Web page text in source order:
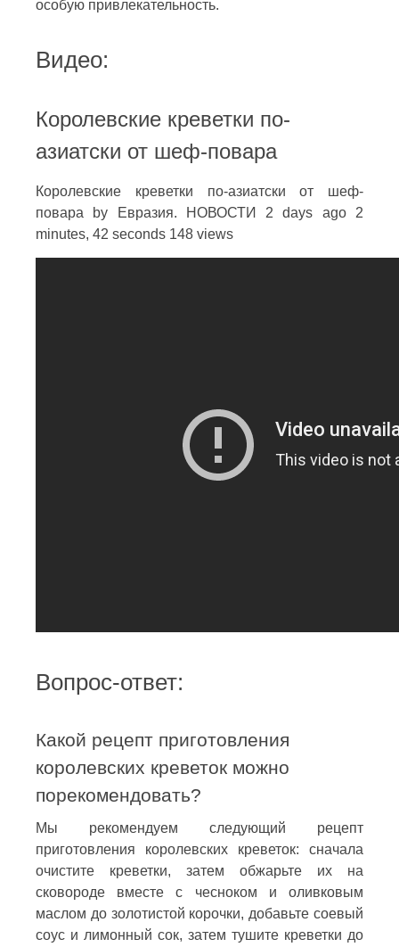
особую привлекательность.
Видео:
Королевские креветки по-
азиатски от шеф-повара
Королевские креветки по-азиатски от шеф-
повара by Евразия. НОВОСТИ 2 days ago 2
minutes, 42 seconds 148 views
Вопрос-ответ:
Какой рецепт приготовления
королевских креветок можно
порекомендовать?
Мы рекомендуем следующий рецепт
приготовления королевских креветок: сначала
очистите креветки, затем обжарьте их на
сковороде вместе с чесноком и оливковым
маслом до золотистой корочки, добавьте соевый
соус и лимонный сок, затем тушите креветки до